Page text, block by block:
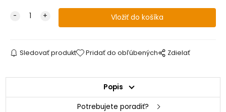
Sledovať produkt Pridať do obľúbených Zdielať
Popis
Potrebujete poradiť?